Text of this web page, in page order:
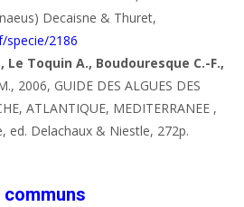
Decaisne & Thuret,
specie/2186
Le Toquin A., Boudouresque C.-F.,
2006, GUIDE DES ALGUES DES
ATLANTIQUE, MEDITERRANEE ,
ed. Delachaux & Niestle, 272p.